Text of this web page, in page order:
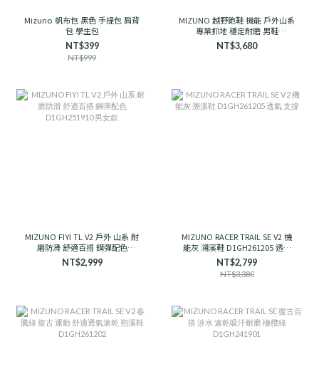
Mizuno 帆布包 黑色 手提包 肩背
包 學生包
NT$399
NT$999
MIZUNO 越野跑鞋 機能 戶外山系
專業抓地 穩定耐磨 男鞋
D1GH241906 石岩灰
NT$3,680
MIZUNO FIYI TL V2 戶外 山系 耐
磨防滑 舒適百搭 鋼彈配色
D1GH251910 男女款
NT$2,999
MIZUNO RACER TRAIL SE V2 機
能灰 溯溪鞋 D1GH261205 透氣
支撐
NT$2,799
NT$3,380